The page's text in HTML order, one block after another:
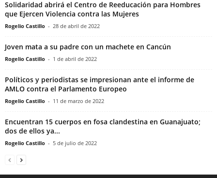
Solidaridad abrirá el Centro de Reeducación para Hombres
que Ejercen Violencia contra las Mujeres
Rogelio Castillo - 28 de abril de 2022
Joven mata a su padre con un machete en Cancún
Rogelio Castillo - 1 de abril de 2022
Políticos y periodistas se impresionan ante el informe de
AMLO contra el Parlamento Europeo
Rogelio Castillo - 11 de marzo de 2022
Encuentran 15 cuerpos en fosa clandestina en Guanajuato;
dos de ellos ya...
Rogelio Castillo - 5 de julio de 2022